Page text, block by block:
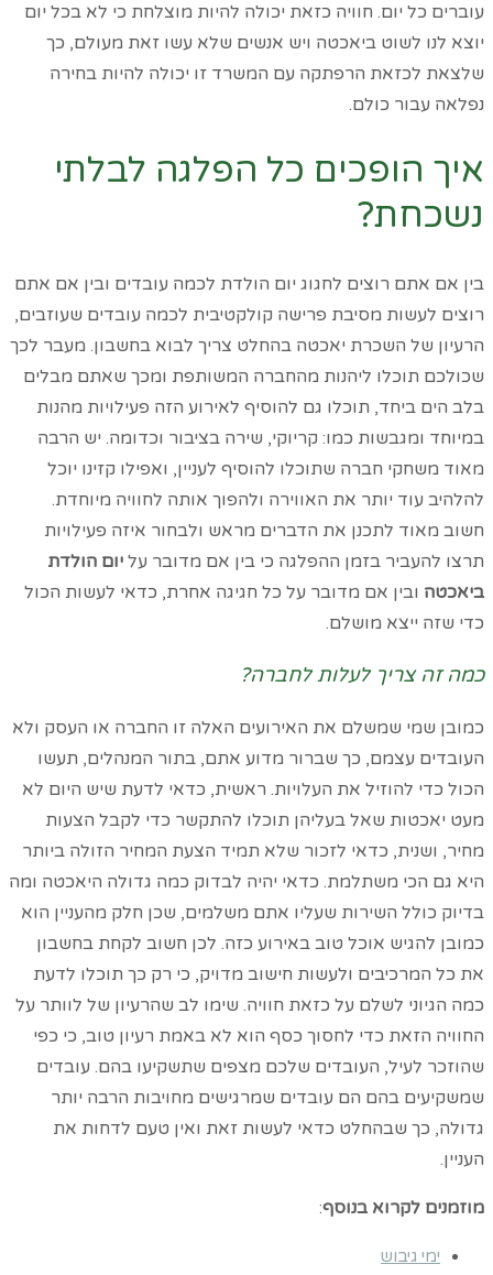
עוברים כל יום. חוויה כזאת יכולה להיות מוצלחת כי לא בכל יום
יוצא לנו לשוט ביאכטה ויש אנשים שלא עשו זאת מעולם, כך
שלצאת לכזאת הרפתקה עם המשרד זו יכולה להיות בחירה
נפלאה עבור כולם.
איך הופכים כל הפלגה לבלתי
נשכחת?
בין אם אתם רוצים לחגוג יום הולדת לכמה עובדים ובין אם אתם
רוצים לעשות מסיבת פרישה קולקטיבית לכמה עובדים שעוזבים,
הרעיון של השכרת יאכטה בהחלט צריך לבוא בחשבון. מעבר לכך
שכולכם תוכלו ליהנות מהחברה המשותפת ומכך שאתם מבלים
בלב הים ביחד, תוכלו גם להוסיף לאירוע הזה פעילויות מהנות
במיוחד ומגבשות כמו: קריוקי, שירה בציבור וכדומה. יש הרבה
מאוד משחקי חברה שתוכלו להוסיף לעניין, ואפילו קזינו יוכל
להלהיב עוד יותר את האווירה ולהפוך אותה לחוויה מיוחדת.
חשוב מאוד לתכנן את הדברים מראש ולבחור איזה פעילויות
תרצו להעביר בזמן ההפלגה כי בין אם מדובר על יום הולדת
ביאכטה ובין אם מדובר על כל חגיגה אחרת, כדאי לעשות הכול
כדי שזה ייצא מושלם.
כמה זה צריך לעלות לחברה?
כמובן שמי שמשלם את האירועים האלה זו החברה או העסק ולא
העובדים עצמם, כך שברור מדוע אתם, בתור המנהלים, תעשו
הכול כדי להוזיל את העלויות. ראשית, כדאי לדעת שיש היום לא
מעט יאכטות שאל בעליהן תוכלו להתקשר כדי לקבל הצעות
מחיר, ושנית, כדאי לזכור שלא תמיד הצעת המחיר הזולה ביותר
היא גם הכי משתלמת. כדאי יהיה לבדוק כמה גדולה היאכטה ומה
בדיוק כולל השירות שעליו אתם משלמים, שכן חלק מהעניין הוא
כמובן להגיש אוכל טוב באירוע כזה. לכן חשוב לקחת בחשבון
את כל המרכיבים ולעשות חישוב מדויק, כי רק כך תוכלו לדעת
כמה הגיוני לשלם על כזאת חוויה. שימו לב שהרעיון של לוותר על
החוויה הזאת כדי לחסוך כסף הוא לא באמת רעיון טוב, כי כפי
שהוזכר לעיל, העובדים שלכם מצפים שתשקיעו בהם. עובדים
שמשקיעים בהם הם עובדים שמרגישים מחויבות הרבה יותר
גדולה, כך שבהחלט כדאי לעשות זאת ואין טעם לדחות את
העניין.
מוזמנים לקרוא בנוסף:
ימי גיבוש